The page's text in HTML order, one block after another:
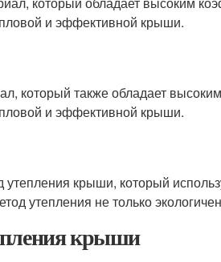
и эффективной крыши.
который также обладает
и эффективной крыши.
утепления крыши, который
утепления не только
крыши